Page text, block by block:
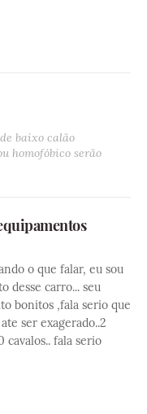
baixo calão
homofóbico serão
o que falar, eu sou
desse carro... seu
bonitos ,fala serio que
ser exagerado..2
cavalos.. fala serio